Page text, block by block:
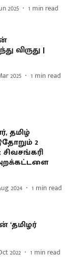
2025 1 min read
விருது |
2025 1 min read
தமிழ்
2
சிவசங்கரி
2024 1 min read
‘தமிழர்
2022 1 min read